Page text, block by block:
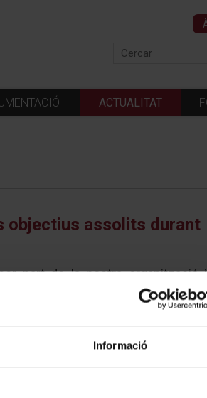
Informació
ACTUALITAT
objectius assolits durant
part de la nostra organització
a la gent
addenda a